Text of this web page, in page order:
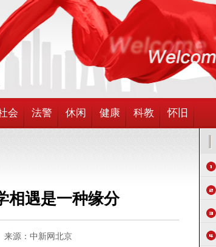
会 法警 休闲 健康 科教 怀旧
相遇是一种缘分
来源：中新网北京